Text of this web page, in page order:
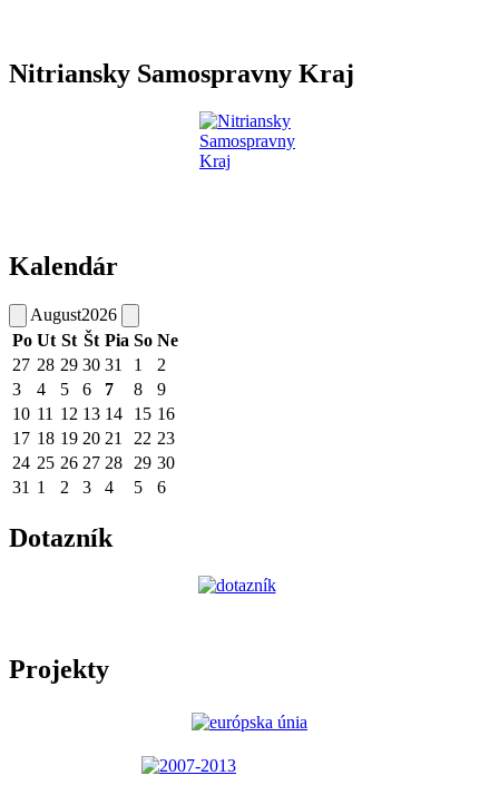
Nitriansky Samospravny Kraj
Kalendár
August2026
Po Ut St Št Pia So Ne
27 28 29 30 31 1
2
3
4 5 6 7 8
9
10 11 12 13 14 15 16
17 18 19 20 21 22 23
24 25 26 27 28 29 30
31 1 2 3 4 5 6
Dotazník
Projekty